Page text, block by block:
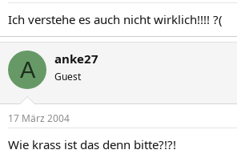
Ich verstehe es auch nicht wirklich!!!! ?(
A anke27
Guest
17 März 2004
Wie krass ist das denn bitte?!?!